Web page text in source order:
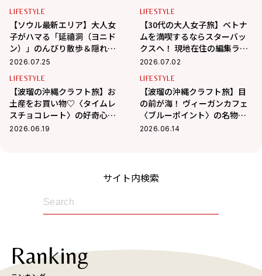
LIFESTYLE
【ソウル最新エリア】大人女
子がハマる「延禧洞（ヨニド
ン）」のんびり散歩＆隠れ家
カフェ巡り
2026.07.25
LIFESTYLE
【30代の大人女子旅】ベトナ
ムを満喫するならスターバッ
クスへ！ 現地在住の編集ライ
ター相馬の海外生活 in ベトナ
2026.07.02
LIFESTYLE
【波瑠の沖縄クラフト旅】お
土産をお買い物♡〈タイムレ
スチョコレート〉の好奇心を
刺激するチョコに夢中！
2026.06.19
LIFESTYLE
【波瑠の沖縄クラフト旅】目
の前が海！ ヴィーガンカフェ
〈ブルーポイント〉の名物フ
ァラフェルサンドが絶品
2026.06.14
サイト内検索
Ranking